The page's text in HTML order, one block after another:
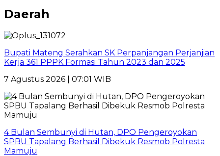
Daerah
Bupati Mateng Serahkan SK Perpanjangan Perjanjian
Kerja 361 PPPK Formasi Tahun 2023 dan 2025
7 Agustus 2026 | 07:01 WIB
4 Bulan Sembunyi di Hutan, DPO Pengeroyokan
SPBU Tapalang Berhasil Dibekuk Resmob Polresta
Mamuju